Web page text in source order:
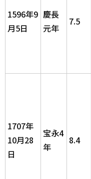
1596年9
月5日
慶長
元年
7.5
1707年
10月28
日
宝永4
年
8.4